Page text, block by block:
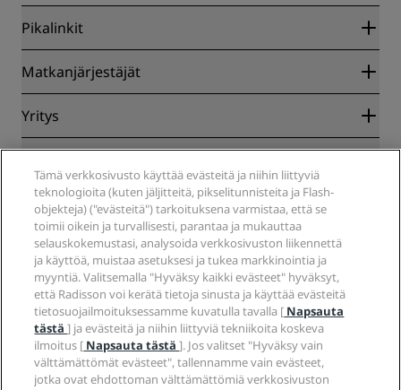
Pikalinkit
Radisson Rewards
Blog
Kohteet
Tulevat hotellit
Radisson Hotels -sovellus
Sports Approved -hotellit
Perheystävälliset hotellit
Terveys ja turvallisuus
Matkanjärjestäjät
Yhteistyökumppanit
Yritys
Radisson Hotel Group
Media
Työpaikat RHG
Työpaikat PPHE
Työpaikat EHL
The Club by RHG
Kehitysmahdollisuudet
Vastuullinen liiketoiminta
Hankinta
Tietosuojakeskus
Oikeudellinen huomautus
Radisson Rewards -ehdot
Sivuston käyttösopimus
Digitaalinen saavutettavuus
Nykyajan orjuutta koskeva lausunto
Ohje
Kuluttajailmoitukset
Ota yhteyttä
Usein kysytyt kysymykset
Sivustokartta
Sosiaalinen media
Radisson Hotels -brändit
Tämä verkkosivusto käyttää evästeitä ja niihin liittyviä
teknologioita (kuten jäljitteitä, pikselitunnisteita ja Flash-
objekteja) ("evästeitä") tarkoituksena varmistaa, että se
toimii oikein ja turvallisesti, parantaa ja mukauttaa
selauskokemustasi, analysoida verkkosivuston liikennettä
ja käyttöä, muistaa asetuksesi ja tukea markkinointia ja
myyntiä. Valitsemalla "Hyväksy kaikki evästeet" hyväksyt,
että Radisson voi kerätä tietoja sinusta ja käyttää evästeitä
tietosuojailmoituksessamme kuvatulla tavalla [ Napsauta
tästä] ja evästeitä ja niihin liittyviä tekniikoita koskeva
ilmoitus [ Napsauta tästä]. Jos valitset "Hyväksy vain
välttämättömät evästeet", tallennamme vain evästeet,
jotka ovat ehdottoman välttämättömiä verkkosivuston